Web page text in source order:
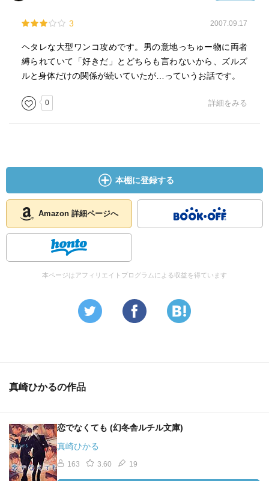
3 2007.09.17
ヘタレな大型ワンコ攻めです。男の意地っちゅー物に両者
縛られていて「好きだ」とどちらも言わないから、ズルズ
ルと身体だけの関係が続いていたが…っていうお話です。
0 詳細をみる
本棚に登録する
Amazon 詳細ページへ
本ページはアフィリエイトプログラムによる収益を得ています
真崎ひかるの作品
恋でなくても (幻冬舎ルチル文庫)
真崎ひかる
163 3.60 19